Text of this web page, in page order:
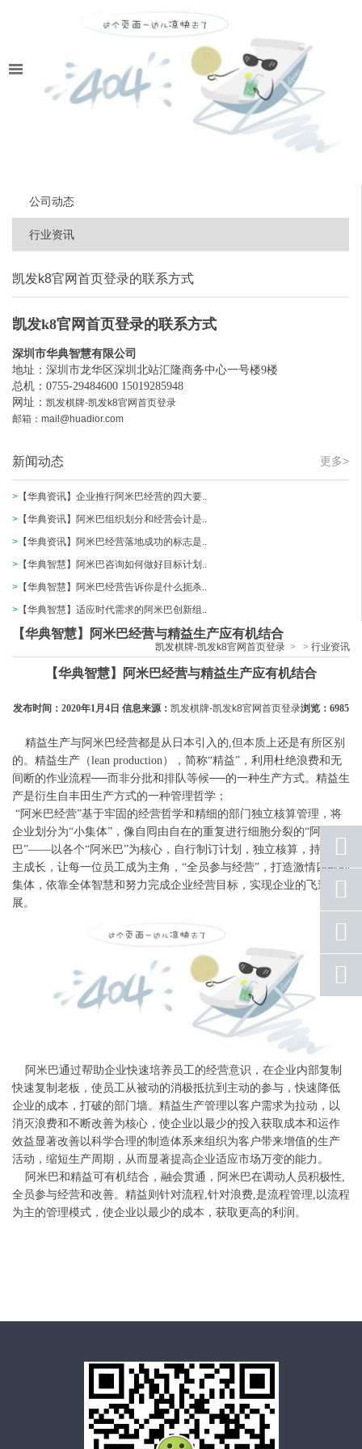
公司动态
行业资讯
凯发k8官网首页登录的联系方式
凯发k8官网首页登录的联系方式
深圳市华典智慧有限公司
地址：深圳市龙华区深圳北站汇隆商务中心一号楼9楼
总机：0755-29484600 15019285948
网址： 凯发棋牌-凯发k8官网首页登录
邮箱： mail@huadior.com
更多>
新闻动态
> 【华典资讯】企业推行阿米巴经营的四大要..
> 【华典资讯】阿米巴组织划分和经营会计是..
> 【华典资讯】阿米巴经营落地成功的标志是..
> 【华典智慧】阿米巴咨询如何做好目标计划..
> 【华典智慧】阿米巴经营告诉你是什么扼杀..
> 【华典智慧】适应时代需求的阿米巴创新组..
【华典智慧】阿米巴经营与精益生产应有机结合
凯发棋牌-凯发k8官网首页登录 > > 行业资讯
【华典智慧】阿米巴经营与精益生产应有机结合
发布时间：2020年1月4日 信息来源： 凯发棋牌-凯发k8官网首页登录浏览：6985
精益生产与阿米巴经营都是从日本引入的,但本质上还是有所区别
的。精益生产（lean production），简称“精益”，利用杜绝浪费和无
间断的作业流程──而非分批和排队等候──的一种生产方式。精益生
产是衍生自丰田生产方式的一种管理哲学；
“阿米巴经营”基于牢固的经营哲学和精细的部门独立核算管理，将
企业划分为“小集体”，像自囘由自在的重复进行细胞分裂的“阿米
巴”——以各个“阿米巴”为核心，自行制订计划，独立核算，持续自
主成长，让每一位员工成为主角，“全员参与经营”，打造激情四射的
集体，依靠全体智慧和努力完成企业经营目标，实现企业的飞速发
展。
阿米巴通过帮助企业快速培养员工的经营意识，在企业内部复制
快速复制老板，使员工从被动的消极抵抗到主动的参与，快速降低
企业的成本，打破的部门墙。精益生产管理以客户需求为拉动，以
消灭浪费和不断改善为核心，使企业以最少的投入获取成本和运作
效益显著改善以科学合理的制造体系来组织为客户带来增值的生产
活动，缩短生产周期，从而显著提高企业适应市场万变的能力。
阿米巴和精益可有机结合，融会贯通，阿米巴在调动人员积极性,
全员参与经营和改善。精益则针对流程,针对浪费,是流程管理,以流程
为主的管理模式，使企业以最少的成本，获取更高的利润。
座机
号码
手机
号码
qq
联系